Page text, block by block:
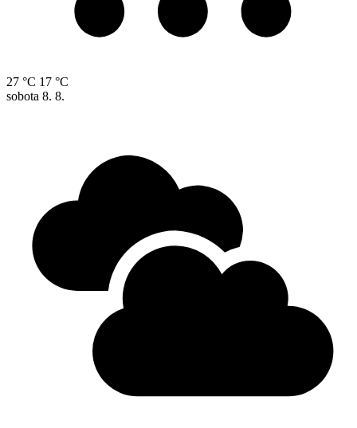
27 °C 17 °C
sobota 8. 8.